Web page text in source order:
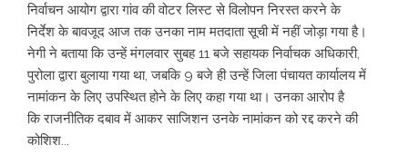
निर्वाचन आयोग द्वारा गांव की वोटर लिस्ट से विलोपन निरस्त करने के
निर्देश के बावजूद आज तक उनका नाम मतदाता सूची में नहीं जोड़ा गया है।
नेगी ने बताया कि उन्हें मंगलवार सुबह 11 बजे सहायक निर्वाचक अधिकारी,
पुरोला द्वारा बुलाया गया था, जबकि 9 बजे ही उन्हें जिला पंचायत कार्यालय में
नामांकन के लिए उपस्थित होने के लिए कहा गया था। उनका आरोप है
कि राजनीतिक दबाव में आकर साजिशन उनके नामांकन को रद्द करने की
कोशिश...